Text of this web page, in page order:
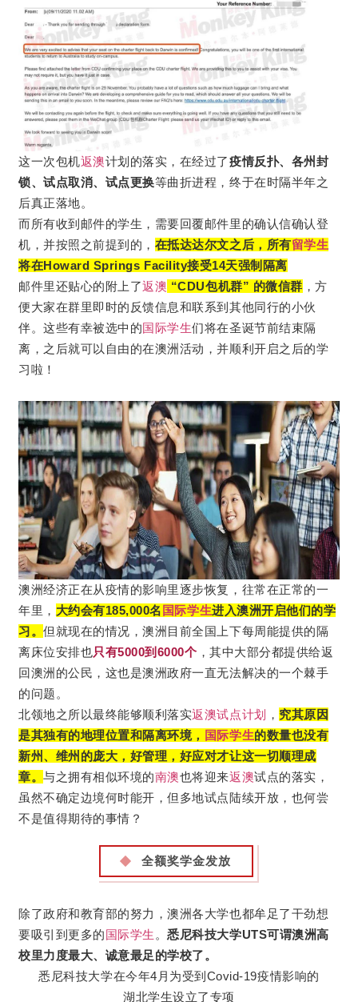
这一次包机返澳计划的落实，在经过了疫情反扑、各州封
锁、试点取消、试点更换等曲折进程，终于在时隔半年之
后真正落地。
而所有收到邮件的学生，需要回覆邮件里的确认信确认登
机，并按照之前提到的， 在抵达达尔文之后，所有留学生
将在Howard Springs Facility接受14天强制隔离
邮件里还贴心的附上了返澳 “CDU包机群” 的微信群 ，方
便大家在群里即时的反馈信息和联系到其他同行的小伙
伴。这些有幸被选中的国际学生们将在圣诞节前结束隔
离，之后就可以自由的在澳洲活动，并顺利开启之后的学
习啦！
澳洲经济正在从疫情的影响里逐步恢复，往常在正常的一
年里， 大约会有185,000名 国际学生进入澳洲开启他们的学
习。但就现在的情况，澳洲目前全国上下每周能提供的隔
离床位安排也只有5000到6000个 ，其中大部分都提供给返
回澳洲的公民，这也是澳洲政府一直无法解决的一个棘手
的问题。
北领地之所以最终能够顺利落实返澳试点计划 ， 究其原因
是其独有的地理位置和隔离环境， 国际学生的数量也没有
新州、维州的庞大， 好管理，好应对才让这一切顺理成
章。与之拥有相似环境的南澳也将迎来返澳试点的落实，
虽然不确定边境何时能开，但多地试点陆续开放，也何尝
不是值得期待的事情？
全额奖学金发放
除了政府和教育部的努力，澳洲各大学也都牟足了干劲想
要吸引到更多的国际学生。悉尼科技大学UTS可谓澳洲高
校里力度最大、诚意最足的学校了。
悉尼科技大学在今年4月为受到Covid-19疫情影响的
湖北学生设立了专项